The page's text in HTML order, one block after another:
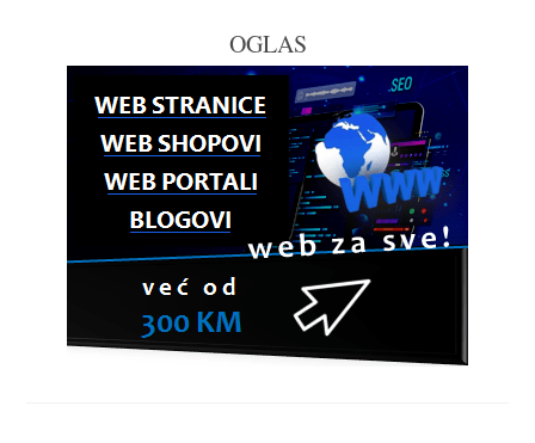
OGLAS